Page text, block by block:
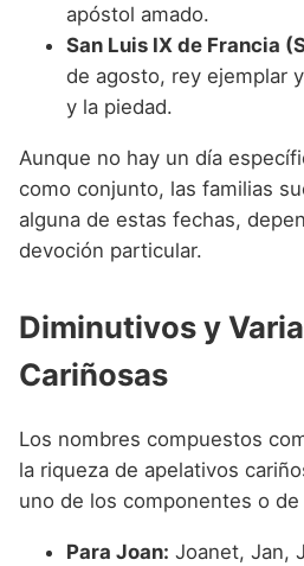
apóstol amado.
San Luis IX de Francia
de agosto, rey ejemplar
y la piedad.
Aunque no hay un día
como conjunto, las familias
alguna de estas fechas,
devoción particular.
Diminutivos y
Cariñosas
Los nombres compuestos
la riqueza de apelativos
uno de los componentes o de
Para Joan: Joanet, Jan,